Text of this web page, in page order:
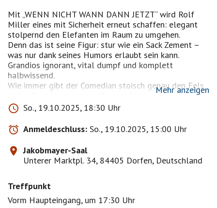
Mit „WENN NICHT WANN DANN JETZT“ wird Rolf
Miller eines mit Sicherheit erneut schaffen: elegant
stolpernd den Elefanten im Raum zu umgehen.
Denn das ist seine Figur: stur wie ein Sack Zement –
was nur dank seines Humors erlaubt sein kann.
Grandios ignorant, vital dumpf und komplett
halbwissend.
Wie immer gibt der Comedian stoisch genau den Fels
in der Brandung, der mit Zuversicht wegschaut,
vollmundig zu wichtigen Themen alles und dabei
garantiert nichts sagt; und natürlich alles bemerkt,
nur nicht das eigene Scheitern.
Je mehr um ihn herum alles zusammenbricht, desto
mehr können wir nicht fassen, wie dieser Gockel nicht
merkt, was los ist.
„Er merkt’s einfach nicht“, würde man im echten Leben
Mehr anzeigen
So., 19.10.2025, 18:30 Uhr
Anmeldeschluss: So., 19.10.2025, 15:00 Uhr
Jakobmayer-Saal
Unterer Marktpl. 34, 84405 Dorfen, Deutschland
Treffpunkt
Vorm Haupteingang, um 17:30 Uhr